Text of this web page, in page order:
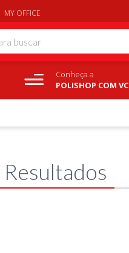
MY OFFICE
Conheça a
POLISHOP COM VC
Resultados